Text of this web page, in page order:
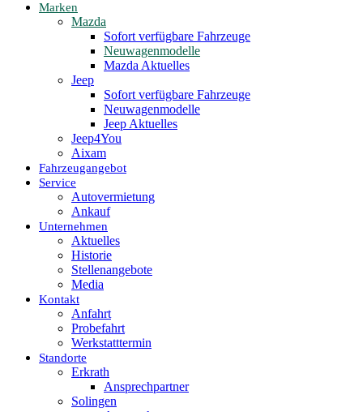
Marken
Mazda
Sofort verfügbare Fahrzeuge
Neuwagenmodelle
Mazda Aktuelles
Jeep
Sofort verfügbare Fahrzeuge
Neuwagenmodelle
Jeep Aktuelles
Jeep4You
Aixam
Fahrzeugangebot
Service
Autovermietung
Ankauf
Unternehmen
Aktuelles
Historie
Stellenangebote
Media
Kontakt
Anfahrt
Probefahrt
Werkstatttermin
Standorte
Erkrath
Ansprechpartner
Solingen